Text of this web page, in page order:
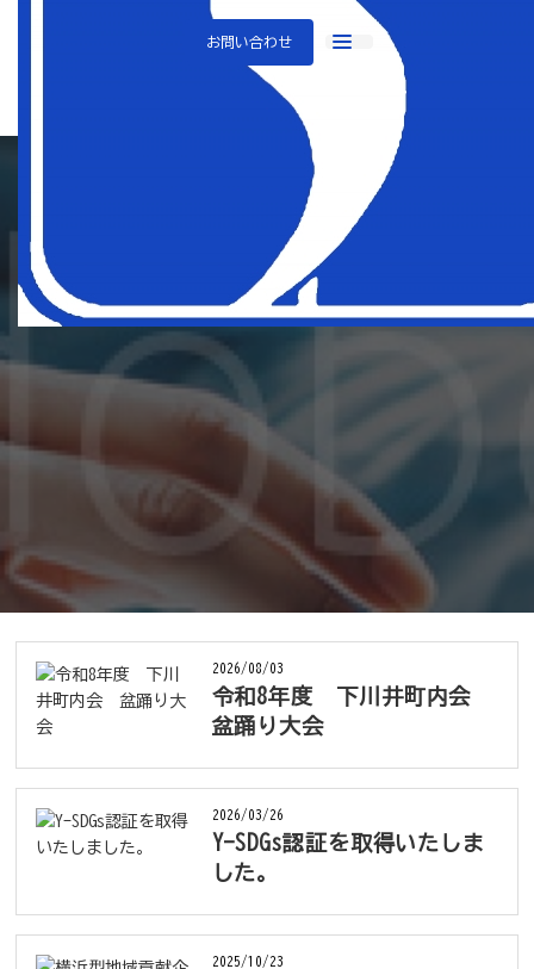
お問い合わせ
株式会社SHIDA
2026/08/03
令和8年度 下川井町内会
盆踊り大会
2026/03/26
Y-SDGs認証を取得いたしま
した。
2025/10/23